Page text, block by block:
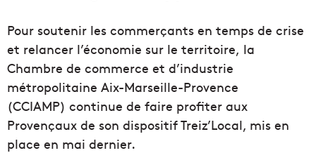
Pour soutenir les commerçants en temps de crise
et relancer l’économie sur le territoire, la
Chambre de commerce et d’industrie
métropolitaine Aix-Marseille-Provence
(CCIAMP) continue de faire profiter aux
Provençaux de son dispositif Treiz’Local, mis en
place en mai dernier.